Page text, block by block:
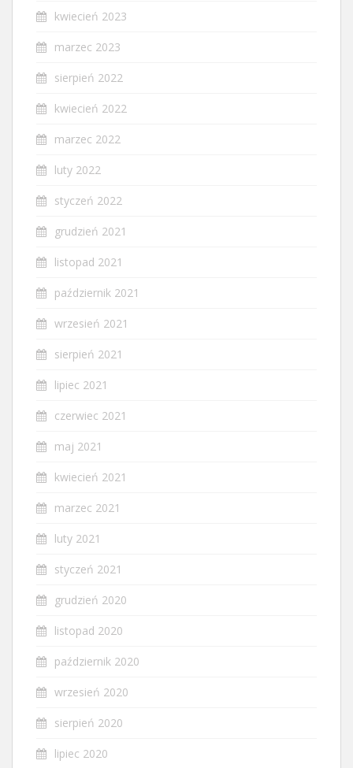
kwiecień 2023
marzec 2023
sierpień 2022
kwiecień 2022
marzec 2022
luty 2022
styczeń 2022
grudzień 2021
listopad 2021
październik 2021
wrzesień 2021
sierpień 2021
lipiec 2021
czerwiec 2021
maj 2021
kwiecień 2021
marzec 2021
luty 2021
styczeń 2021
grudzień 2020
listopad 2020
październik 2020
wrzesień 2020
sierpień 2020
lipiec 2020